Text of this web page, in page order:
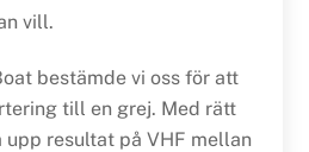
vill.
bestämde vi oss för att
till en grej. Med rätt
upp resultat på VHF mellan